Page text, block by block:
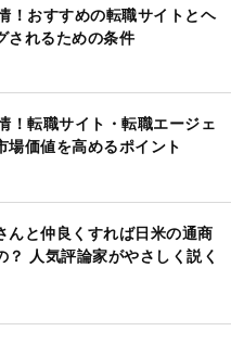
！おすすめの転職サイトとヘ
されるための条件
！転職サイト・転職エージェ
場価値を高めるポイント
んと仲良くすれば日米の通商
？ 人気評論家がやさしく説く